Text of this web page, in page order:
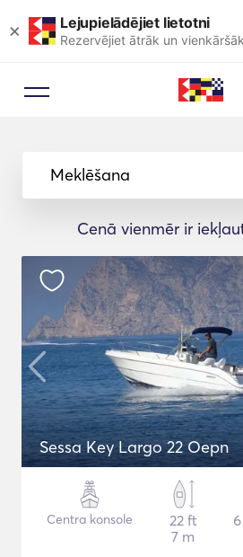
× Lejupielādējiet lietotni
Rezervējiet ātrāk un vienkāršāk
Meklēšana
Cenā vienmēr ir
Sessa Key Largo 22 Oepn
Centra konsole
22 ft
7 m